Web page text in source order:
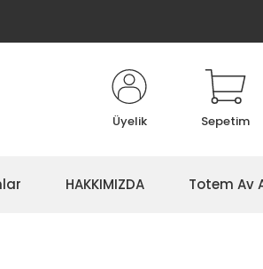
Üyelik Sepetim
HAKKIMIZDA Totem Av